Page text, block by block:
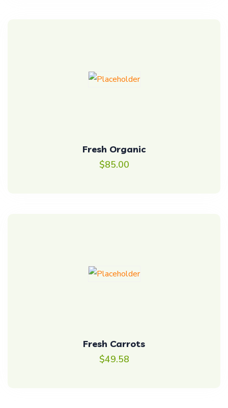
Fresh Organic
$85.00
Fresh Carrots
$49.58